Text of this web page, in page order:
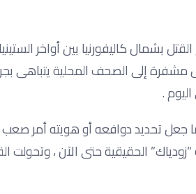
كاليفورنيا بين أواخر
مشفرة إلى الصحف المحلية يتباهى
.
عشوائياً ، مما جعل تحديد دوافعه أو هويته
الحقيقية حتى الآن ، وتحولت